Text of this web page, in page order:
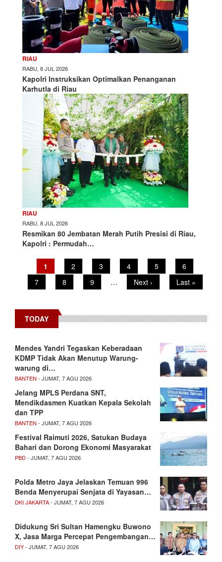
RIAU
RABU, 8 JUL 2026
Kapolri Instruksikan Optimalkan Penanganan
Karhutla di Riau
RIAU
RABU, 8 JUL 2026
Resmikan 80 Jembatan Merah Putih Presisi di Riau,
Kapolri : Permudah…
PaginationCurrent
page
1 Page
2 Page
3 Page
4 Page
5 Page
6
Page
7 Page
8 Page
9 …
Next
page
Next ›
Last
page
Last »
TODAY
Mendes Yandri Tegaskan Keberadaan
KDMP Tidak Akan Menutup Warung-
warung di…
BANTEN - JUMAT, 7 AGU 2026
Jelang MPLS Perdana SNT,
Mendikdasmen Kuatkan Kepala Sekolah
dan TPP
BANTEN - JUMAT, 7 AGU 2026
Festival Raimuti 2026, Satukan Budaya
Bahari dan Dorong Ekonomi Masyarakat
PBD- JUMAT, 7 AGU 2026
Polda Metro Jaya Jelaskan Temuan 996
Benda Menyerupai Senjata di Yayasan…
DKI JAKARTA- JUMAT, 7 AGU 2026
Didukung Sri Sultan Hamengku Buwono
X, Jasa Marga Percepat Pengembangan…
DIY- JUMAT, 7 AGU 2026